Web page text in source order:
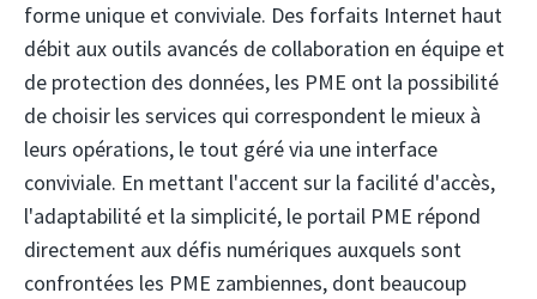
forme unique et conviviale. Des forfaits Internet haut
débit aux outils avancés de collaboration en équipe et
de protection des données, les PME ont la possibilité
de choisir les services qui correspondent le mieux à
leurs opérations, le tout géré via une interface
conviviale. En mettant l'accent sur la facilité d'accès,
l'adaptabilité et la simplicité, le portail PME répond
directement aux défis numériques auxquels sont
confrontées les PME zambiennes, dont beaucoup